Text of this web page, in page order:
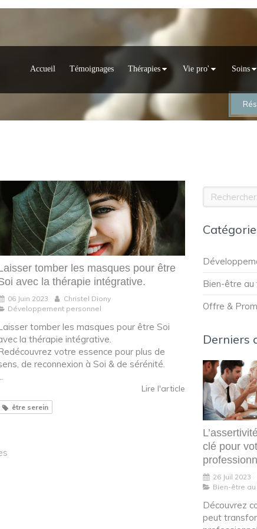
Accueil Témoignages Thérapies Vie pro' Soins
tomber les masques pour être
avec la thérapie intégrative.
06 Juin 2023
Christel Diony
Développement personnel
tomber les masques pour être Soi
la thérapie intégrative.
votre essence pour plus de
de reconnexion à Soi & de sérénité.
Lire l'article
être serein
Rechercher
Bien-être au
Offre &
Derniers
clé pour
26 Juil 2023
Bien-être
Découvrez
peut